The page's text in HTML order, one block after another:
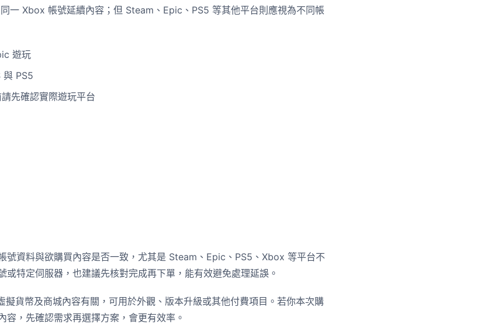
一 Xbox 帳號延續內容；但 Steam、Epic、PS5 等其他平台則應視為不同帳
遊玩
與 PS5
先確認實際遊玩平台
號資料與欲購買內容是否一致，尤其是 Steam、Epic、PS5、Xbox 等平台不
或特定伺服器，也建議先核對完成再下單，能有效避免處理延誤。
貨幣及商城內容有關，可用於外觀、版本升級或其他付費項目。若你本次購
容，先確認需求再選擇方案，會更有效率。